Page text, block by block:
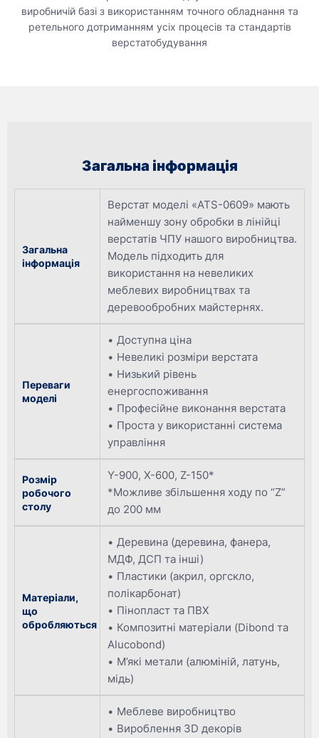
виробничій базі з використанням точного обладнання та
ретельного дотриманням усіх процесів та стандартів
верстатобудування
Загальна інформація
Загальна
інформація
Верстат моделі «ATS-0609» мають
найменшу зону обробки в лінійці
верстатів ЧПУ нашого виробництва.
Модель підходить для
використання на невеликих
меблевих виробництвах та
деревообробних майстернях.
Переваги
моделі
Доступна ціна
Невеликі розміри верстата
Низький рівень
енергоспоживання
Професійне виконання верстата
Проста у використанні система
управління
Розмір
робочого
столу
Y-900, X-600, Z-150*
*Можливе збільшення ходу по “Z”
до 200 мм
Матеріали,
що
обробляються
Деревина (деревина, фанера,
МДФ, ДСП та інші)
Пластики (акрил, оргскло,
полікарбонат)
Пінопласт та ПВХ
Композитні матеріали (Dibond та
Alucobond)
М’які метали (алюміній, латунь,
мідь)
Меблеве виробництво
Вироблення 3D декорів